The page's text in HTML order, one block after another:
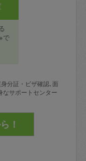
で
分証・ビザ確認､面
サポートセンター